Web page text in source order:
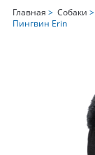
Главная > Собаки >
Пингвин Erin